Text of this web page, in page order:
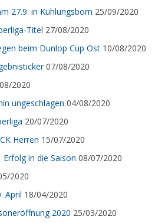
27.9. in Kühlungsborn 25/09/2020
Titel 27/08/2020
beim Dunlop Cup Ost 10/08/2020
07/08/2020
2020
ungeschlagen 04/08/2020
20/07/2020
Herren 15/07/2020
in die Saison 08/07/2020
2020
April 18/04/2020
2020 25/03/2020